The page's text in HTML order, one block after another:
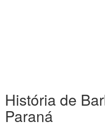
História de
Paraná